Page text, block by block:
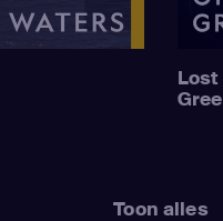
Lost
Toon alles